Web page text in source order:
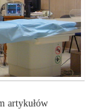
artykułów